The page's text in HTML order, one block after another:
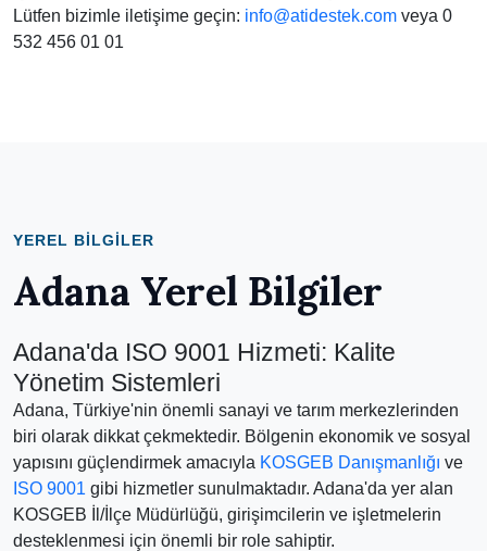
Lütfen bizimle iletişime geçin: info@atidestek.com veya 0
532 456 01 01
YEREL BILGILER
Adana Yerel Bilgiler
Adana'da ISO 9001 Hizmeti: Kalite
Yönetim Sistemleri
Adana, Türkiye'nin önemli sanayi ve tarım merkezlerinden
biri olarak dikkat çekmektedir. Bölgenin ekonomik ve sosyal
yapısını güçlendirmek amacıyla KOSGEB Danışmanlığı ve
ISO 9001 gibi hizmetler sunulmaktadır. Adana'da yer alan
KOSGEB İl/İlçe Müdürlüğü, girişimcilerin ve işletmelerin
desteklenmesi için önemli bir role sahiptir.